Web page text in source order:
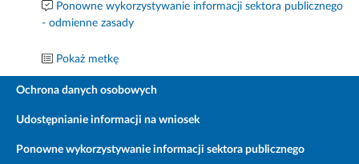
Ponowne wykorzystywanie informacji sektora publicznego
- odmienne zasady
Pokaż metkę
Ochrona danych osobowych
Udostępnianie informacji na wniosek
Ponowne wykorzystywanie informacji sektora publicznego